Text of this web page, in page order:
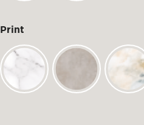
Print